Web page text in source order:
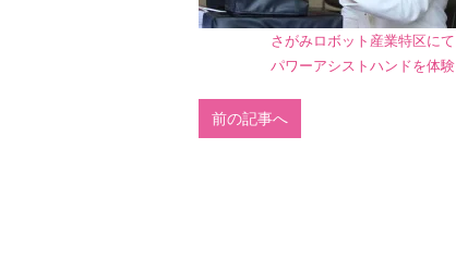
さがみロボット産業特区にて
パワーアシストハンドを体験
前の記事へ